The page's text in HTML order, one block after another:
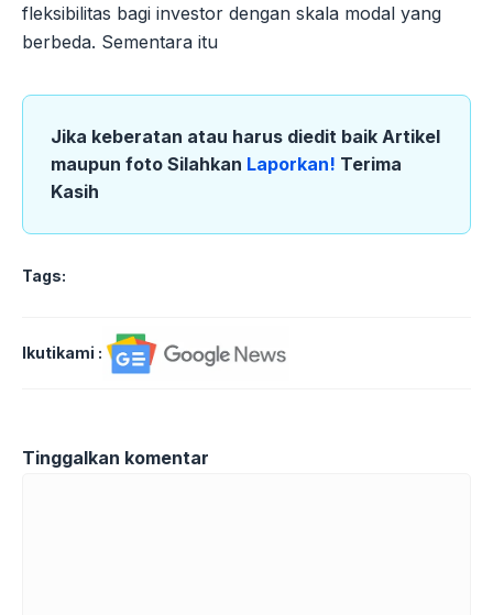
fleksibilitas bagi investor dengan skala modal yang
berbeda. Sementara itu
Jika keberatan atau harus diedit baik Artikel
maupun foto Silahkan Laporkan! Terima
Kasih
Tags:
Ikutikami :
Tinggalkan komentar